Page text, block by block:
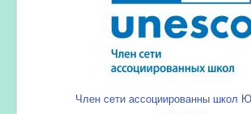
Член сети ассоциированны школ